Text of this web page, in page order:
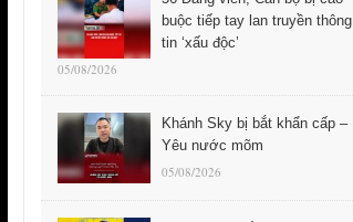
buộc tiếp tay lan truyền thông
tin ‘xấu độc’
05/08/2026
Khánh Sky bị bắt khẩn cấp –
Yêu nước mõm
05/08/2026